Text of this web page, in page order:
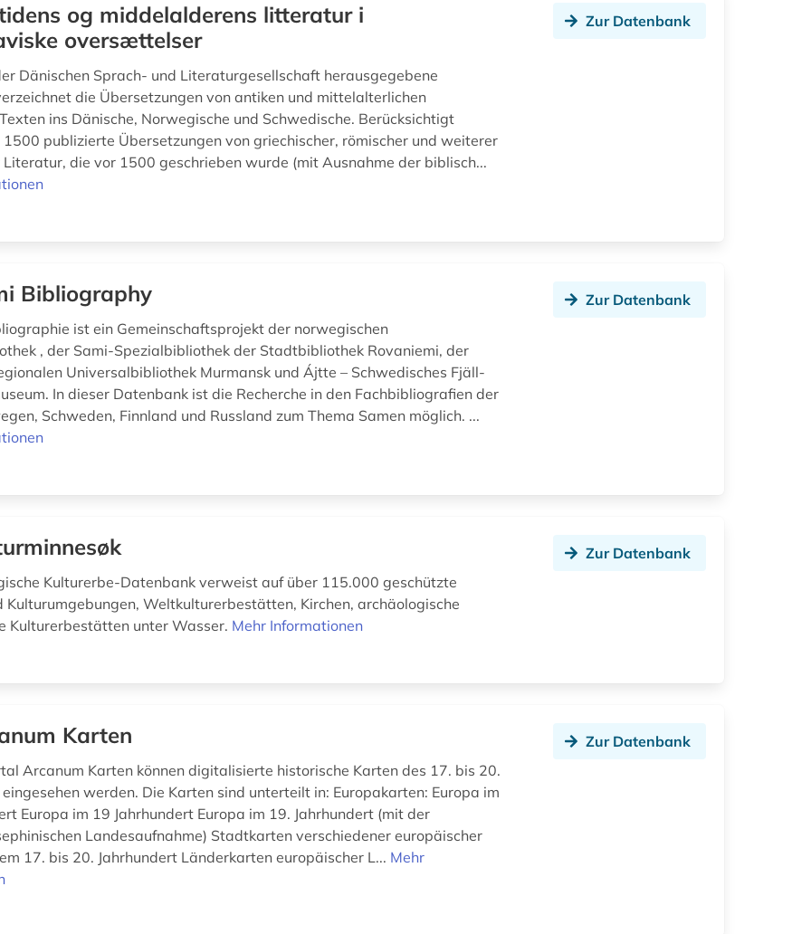
og middelalderens litteratur i
oversættelser
Dänischen Sprach- und Literaturgesellschaft herausgegebene
die Übersetzungen von antiken und mittelalterlichen
ins Dänische, Norwegische und Schwedische. Berücksichtigt
publizierte Übersetzungen von griechischer, römischer und weiterer
die vor 1500 geschrieben wurde (mit Ausnahme der biblisch...
Zur Datenbank
Bibliography
ist ein Gemeinschaftsprojekt der norwegischen
, der Sami-Spezialbibliothek der Stadtbibliothek Rovaniemi, der
Universalbibliothek Murmansk und Ájtte – Schwedisches Fjäll-
In dieser Datenbank ist die Recherche in den Fachbibliografien der
Schweden, Finnland und Russland zum Thema Samen möglich. ...
Zur Datenbank
Kulturerbe-Datenbank verweist auf über 115.000 geschützte
Kulturumgebungen, Weltkulturerbestätten, Kirchen, archäologische
Kulturerbestätten unter Wasser. Mehr Informationen
Zur Datenbank
Karten
Arcanum Karten können digitalisierte historische Karten des 17. bis 20.
eingesehen werden. Die Karten sind unterteilt in: Europakarten: Europa im
Europa im 19 Jahrhundert Europa im 19. Jahrhundert (mit der
Landesaufnahme) Stadtkarten verschiedener europäischer
17. bis 20. Jahrhundert Länderkarten europäischer L... Mehr
Zur Datenbank